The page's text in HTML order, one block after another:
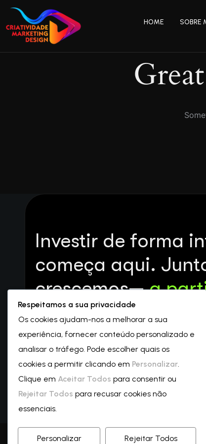
HOME SOBRE
Investir de forma
começa aqui.
crescemos— a
© Copyright 2026 by Duartesousaborges.pt
Respeitamos a sua privacidade
Os cookies ajudam-nos a melhorar a sua
experiência, fornecer conteúdo personalizado e
analisar o tráfego. Pode escolher quais os
cookies a permitir clicando em Personalizar.
Clique em Aceitar Todos para consentir ou
Rejeitar Todos para recusar cookies não
essenciais.
Personalizar Rejeitar Todos